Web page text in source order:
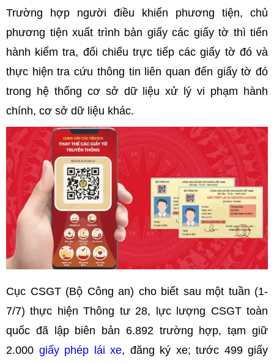
Trường hợp người điều khiển phương tiện, chủ
phương tiện xuất trình bản giấy các giấy tờ thì tiến
hành kiểm tra, đối chiếu trực tiếp các giấy tờ đó và
thực hiện tra cứu thông tin liên quan đến giấy tờ đó
trong hệ thống cơ sở dữ liệu xử lý vi phạm hành
chính, cơ sở dữ liệu khác.
Cục CSGT (Bộ Công an) cho biết sau một tuần (1-
7/7) thực hiện Thông tư 28, lực lượng CSGT toàn
quốc đã lập biên bản 6.892 trường hợp, tạm giữ
2.000 giấy phép lái xe, đăng ký xe; tước 499 giấy